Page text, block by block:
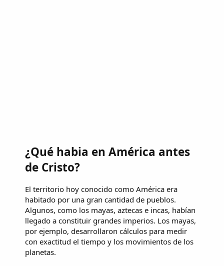
¿Qué habia en América antes
de Cristo?
El territorio hoy conocido como América era
habitado por una gran cantidad de pueblos.
Algunos, como los mayas, aztecas e incas, habían
llegado a constituir grandes imperios. Los mayas,
por ejemplo, desarrollaron cálculos para medir
con exactitud el tiempo y los movimientos de los
planetas.